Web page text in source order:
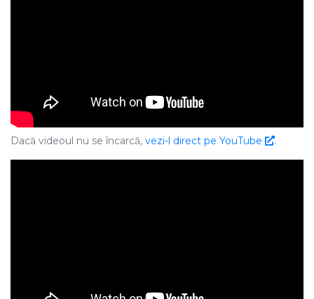
Dacă videoul nu se încarcă, vezi-l direct pe YouTube .